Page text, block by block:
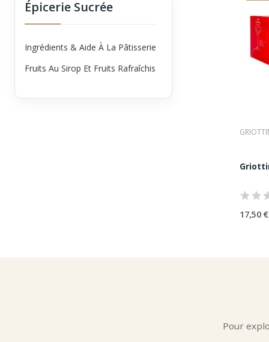
Épicerie Sucrée
Ingrédients & Aide À La Pâtisserie
Fruits Au Sirop Et Fruits Rafraîchis
Le
Les
•une
Les
Elles
Les
17,50 €
Pour